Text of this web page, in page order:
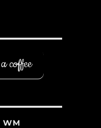
coffee
WM